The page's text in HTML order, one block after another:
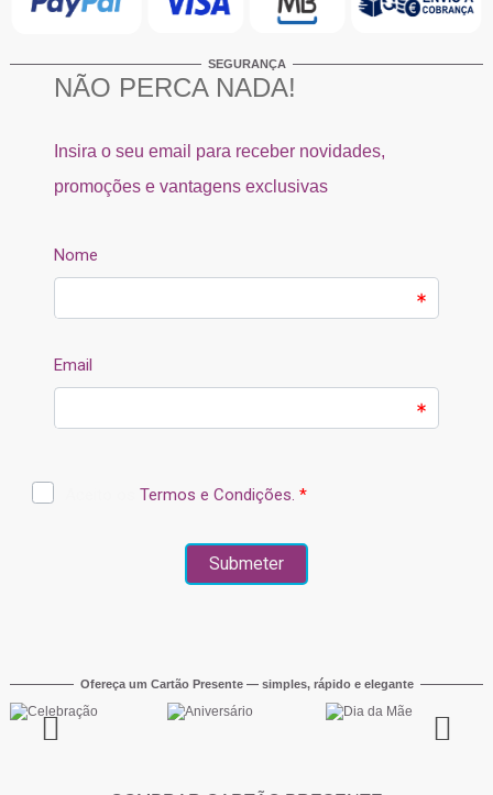
SEGURANÇA
Ofereça um Cartão Presente — simples, rápido e elegante